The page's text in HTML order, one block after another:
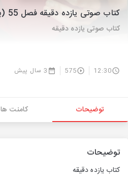
کتاب صوتی یازده دقیقه فصل 55 (پایانی)
کتاب صوتی یازده دقیقه
12:30
575 3 سال پیش
توضیحات کامنت ها
توضیحات
کتاب یازده دقیقه